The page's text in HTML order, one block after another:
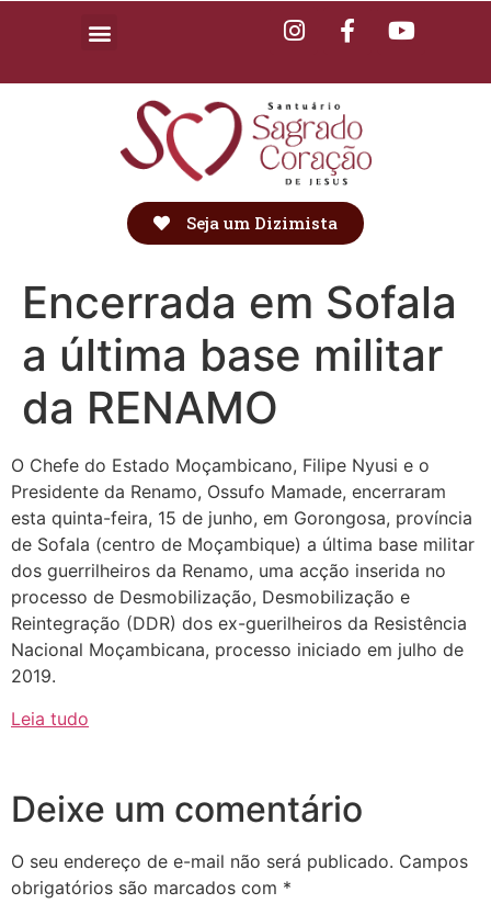
Seja um Dizimista
Encerrada em Sofala
a última base militar
da RENAMO
O Chefe do Estado Moçambicano, Filipe Nyusi e o
Presidente da Renamo, Ossufo Mamade, encerraram
esta quinta-feira, 15 de junho, em Gorongosa, província
de Sofala (centro de Moçambique) a última base militar
dos guerrilheiros da Renamo, uma acção inserida no
processo de Desmobilização, Desmobilização e
Reintegração (DDR) dos ex-guerilheiros da Resistência
Nacional Moçambicana, processo iniciado em julho de
2019.
Leia tudo
Deixe um comentário
O seu endereço de e-mail não será publicado. Campos
obrigatórios são marcados com *